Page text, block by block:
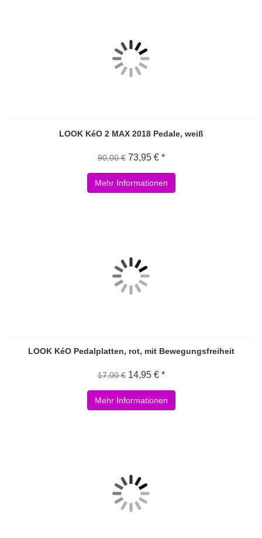
LOOK KéO 2 MAX 2018 Pedale, weiß
90,00 € 73,95 € *
Mehr Informationen
LOOK KéO Pedalplatten, rot, mit Bewegungsfreiheit
17,00 € 14,95 € *
Mehr Informationen